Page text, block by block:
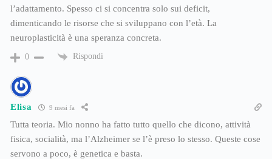
l’adattamento. Spesso ci si concentra solo sui deficit,
dimenticando le risorse che si sviluppano con l’età. La
neuroplasticità è una speranza concreta.
0 Rispondi
Elisa 9 mesi fa
Tutta teoria. Mio nonno ha fatto tutto quello che dicono, attività
fisica, socialità, ma l’Alzheimer se l’è preso lo stesso. Queste cose
servono a poco, è genetica e basta.